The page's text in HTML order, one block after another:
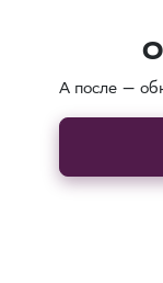
А после —